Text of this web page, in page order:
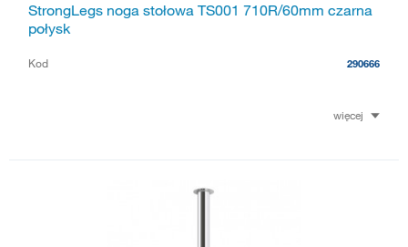
StrongLegs noga stołowa TS001 710R/60mm czarna
połysk
Kod 290666
więcej